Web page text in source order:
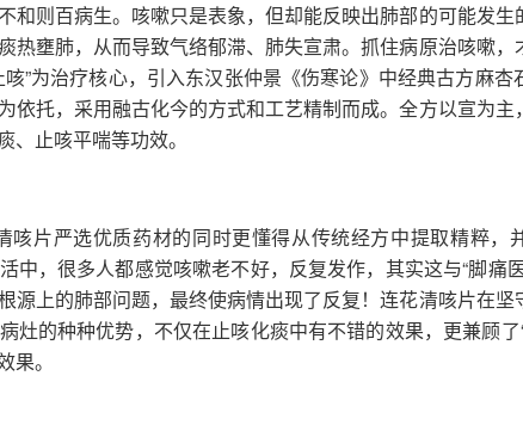
和则百病生。咳嗽只是表象，但却能反映出肺部的可能发生
热壅肺，从而导致气络郁滞、肺失宣肃。抓住病原治咳嗽，
”为治疗核心，引入东汉张仲景《伤寒论》中经典古方麻杏
依托，采用融古化今的方式和工艺精制而成。全方以宣为主
止咳平喘等功效。
咳片严选优质药材的同时更懂得从传统经方中提取精粹，
中，很多人都感觉咳嗽老不好，反复发作，其实这与“脚痛
源上的肺部问题，最终使病情出现了反复！连花清咳片在坚
灶的种种优势，不仅在止咳化痰中有不错的效果，更兼顾了
。